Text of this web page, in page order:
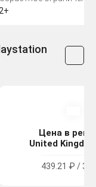
Цена в
United
439.21 ₽ /